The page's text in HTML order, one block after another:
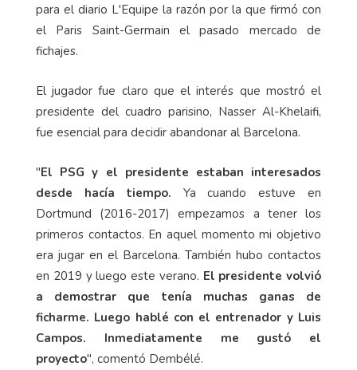
para el diario L'Equipe la razón por la que firmó con
el Paris Saint-Germain el pasado mercado de
fichajes.
El jugador fue claro que el interés que mostró el
presidente del cuadro parisino, Nasser Al-Khelaifi,
fue esencial para decidir abandonar al Barcelona.
"El PSG y el presidente estaban interesados
desde hacía tiempo. Ya cuando estuve en
Dortmund (2016-2017) empezamos a tener los
primeros contactos. En aquel momento mi objetivo
era jugar en el Barcelona. También hubo contactos
en 2019 y luego este verano. El presidente volvió
a demostrar que tenía muchas ganas de
ficharme. Luego hablé con el entrenador y Luis
Campos. Inmediatamente me gustó el
proyecto", comentó Dembélé.